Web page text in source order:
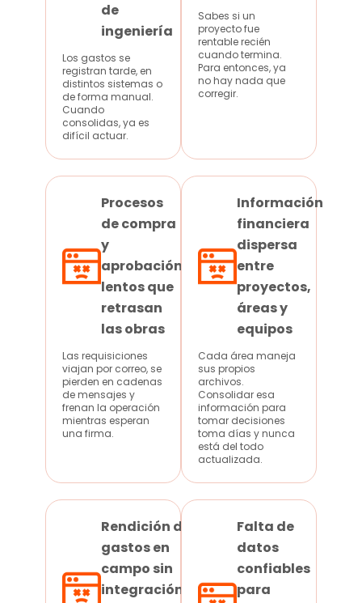
de
ingeniería
Los gastos se
registran tarde, en
distintos sistemas o
de forma manual.
Cuando
consolidas, ya es
difícil actuar.
Sabes si un
proyecto fue
rentable recién
cuando termina.
Para entonces, ya
no hay nada que
corregir.
Procesos
de compra
y
aprobación
lentos que
retrasan
las obras
Las requisiciones
viajan por correo, se
pierden en cadenas
de mensajes y
frenan la operación
mientras esperan
una firma.
Información
financiera
dispersa
entre
proyectos,
áreas y
equipos
Cada área maneja
sus propios
archivos.
Consolidar esa
información para
tomar decisiones
toma días y nunca
está del todo
actualizada.
Rendición de
gastos en
campo sin
integración
Falta de
datos
confiables
para